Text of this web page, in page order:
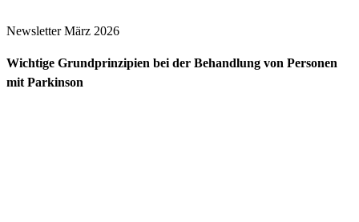
Newsletter März 2026
Wichtige Grundprinzipien bei der Behandlung von Personen
mit Parkinson